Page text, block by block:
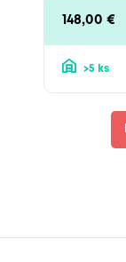
148,00 €
>5 ks